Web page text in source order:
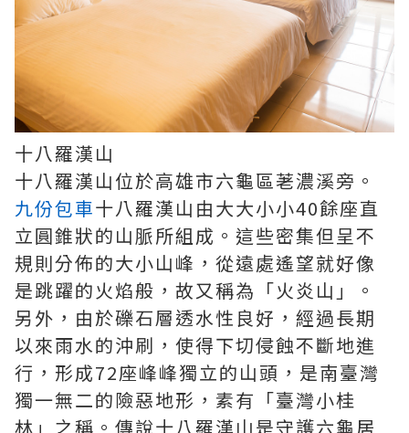
十八羅漢山
十八羅漢山位於高雄市六龜區荖濃溪旁。
九份包車十八羅漢山由大大小小40餘座直
立圓錐狀的山脈所組成。這些密集但呈不
規則分佈的大小山峰，從遠處遙望就好像
是跳躍的火焰般，故又稱為「火炎山」。
另外，由於礫石層透水性良好，經過長期
以來雨水的沖刷，使得下切侵蝕不斷地進
行，形成72座峰峰獨立的山頭，是南臺灣
獨一無二的險惡地形，素有「臺灣小桂
林」之稱。傳說十八羅漢山是守護六龜居